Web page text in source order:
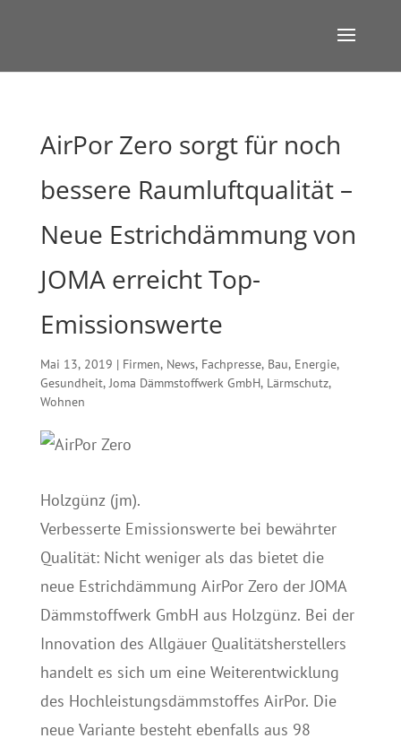
AirPor Zero sorgt für noch
bessere Raumluftqualität –
Neue Estrichdämmung von
JOMA erreicht Top-
Emissionswerte
Mai 13, 2019 | Firmen, News, Fachpresse, Bau, Energie,
Gesundheit,Joma Dämmstoffwerk GmbH, Lärmschutz,
Wohnen
Holzgünz (jm).
Verbesserte Emissionswerte bei bewährter
Qualität: Nicht weniger als das bietet die
neue Estrichdämmung AirPor Zero der JOMA
Dämmstoffwerk GmbH aus Holzgünz. Bei der
Innovation des Allgäuer Qualitätsherstellers
handelt es sich um eine Weiterentwicklung
des Hochleistungsdämmstoffes AirPor. Die
neue Variante besteht ebenfalls aus 98